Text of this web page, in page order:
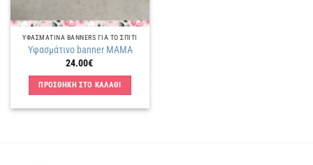
ΥΦΑΣΜΑΤΙΝΑ BANNERS ΓΙΑ ΤΟ ΣΠΙΤΙ
Υφασμάτινο banner MAMA
24.00€
ΠΡΟΣΘΗΚΗ ΣΤΟ ΚΑΛΑΘΙ